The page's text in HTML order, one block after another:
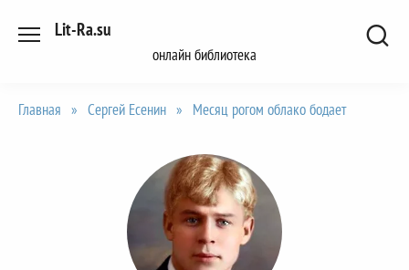
Lit-Ra.su
онлайн библиотека
Главная » Сергей Есенин » Месяц рогом облако бодает